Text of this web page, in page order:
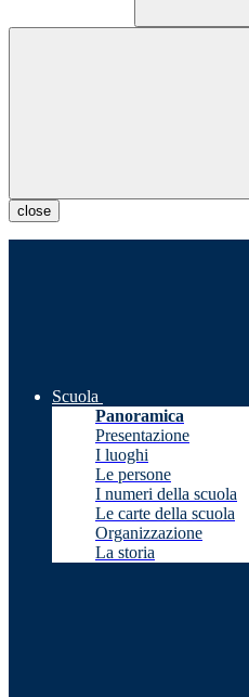
close
Scuola
Panoramica
Presentazione
I luoghi
Le persone
I numeri della scuola
Le carte della scuola
Organizzazione
La storia